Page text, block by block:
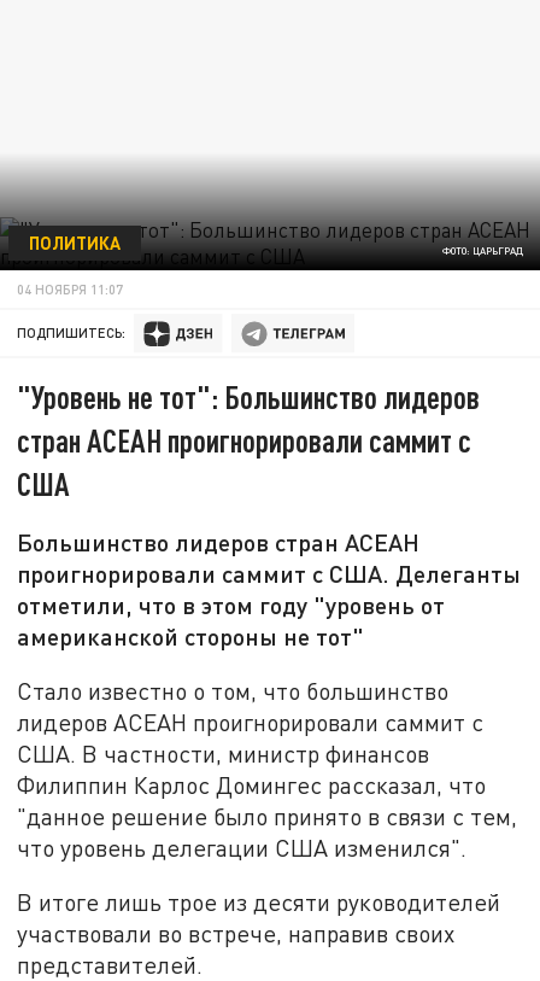
ФОТО: ЦАРЬГРАД
ПОЛИТИКА
04 НОЯБРЯ 11:07
ПОДПИШИТЕСЬ:
"Уровень не тот": Большинство лидеров
стран АСЕАН проигнорировали саммит с
США
Большинство лидеров стран АСЕАН
проигнорировали саммит с США. Делеганты
отметили, что в этом году "уровень от
американской стороны не тот"
Стало известно о том, что большинство
лидеров АСЕАН проигнорировали саммит с
США. В частности, министр финансов
Филиппин Карлос Домингес рассказал, что
"данное решение было принято в связи с тем,
что уровень делегации США изменился".
В итоге лишь трое из десяти руководителей
участвовали во встрече, направив своих
представителей.